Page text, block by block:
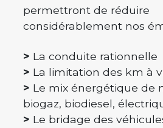
permettront de réduire
considérablement nos
> La conduite rationnelle
> La limitation des km à
> Le mix énergétique de
biogaz, biodiesel,
> Le bridage des